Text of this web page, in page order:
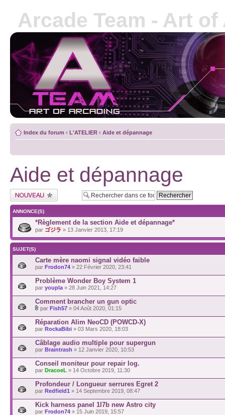
Arcade Team - Art
Index du forum ‹ L'ATELIER ‹ Aide et dépannage
Aide et dépannage
ANNONCE(S)
*Règlement de la section Aide et dépannage*
par ゴジラ » 13 Janvier 2013, 17:19
SUJET(S)
Carte mère naomi signal vidéo faible
par Frodon74 » 22 Février 2020, 23:41
Problème Wonder Boy System 1
par youpla » 28 Juin 2021, 14:27
Comment brancher un gun optic
par Fish57 » 04 Août 2020, 01:15
Réparation Alim NeoCD (POWCD-X)
par RockaBibi » 03 Mars 2020, 18:03
Câblage audio multiple pour supergun
par Braintrash » 12 Janvier 2020, 10:53
Conseil moniteur pour repair log.
par DracoeL » 14 Octobre 2019, 11:30
Profondeur / Longueur serrures Egret 2
par Redfield1 » 14 Septembre 2019, 08:47
Kick harness panel 1l7b new Astro city
par Frodon74 » 15 Juin 2019, 15:57